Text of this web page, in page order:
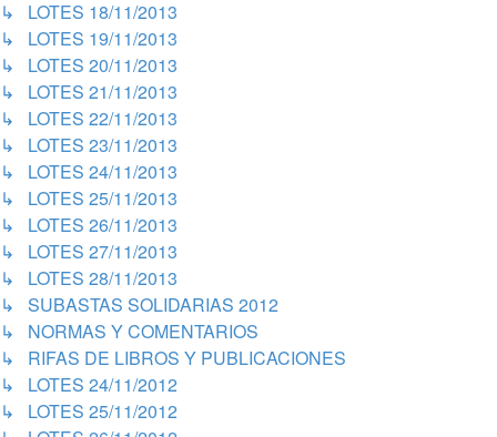
↳ LOTES 18/11/2013
↳ LOTES 19/11/2013
↳ LOTES 20/11/2013
↳ LOTES 21/11/2013
↳ LOTES 22/11/2013
↳ LOTES 23/11/2013
↳ LOTES 24/11/2013
↳ LOTES 25/11/2013
↳ LOTES 26/11/2013
↳ LOTES 27/11/2013
↳ LOTES 28/11/2013
↳ SUBASTAS SOLIDARIAS 2012
↳ NORMAS Y COMENTARIOS
↳ RIFAS DE LIBROS Y PUBLICACIONES
↳ LOTES 24/11/2012
↳ LOTES 25/11/2012